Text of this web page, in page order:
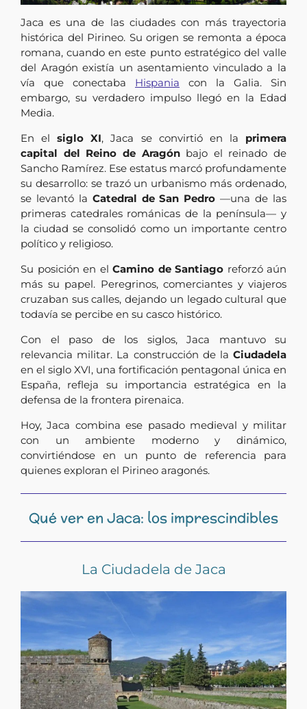
Jaca es una de las ciudades con más trayectoria
histórica del Pirineo. Su origen se remonta a época
romana, cuando en este punto estratégico del valle
del Aragón existía un asentamiento vinculado a la
vía que conectaba Hispania con la Galia. Sin
embargo, su verdadero impulso llegó en la Edad
Media.
En elsiglo XI, Jaca se convirtió en la primera
capital del Reino de Aragónbajo el reinado de
Sancho Ramírez. Ese estatus marcó profundamente
su desarrollo: se trazó un urbanismo más ordenado,
se levantó la Catedral de San Pedro —una de las
primeras catedrales románicas de la península— y
la ciudad se consolidó como un importante centro
político y religioso.
Su posición en el Camino de Santiago reforzó aún
más su papel. Peregrinos, comerciantes y viajeros
cruzaban sus calles, dejando un legado cultural que
todavía se percibe en su casco histórico.
Con el paso de los siglos, Jaca mantuvo su
relevancia militar. La construcción de la Ciudadela
en el siglo XVI, una fortificación pentagonal única en
España, refleja su importancia estratégica en la
defensa de la frontera pirenaica.
Hoy, Jaca combina ese pasado medieval y militar
con un ambiente moderno y dinámico,
convirtiéndose en un punto de referencia para
quienes exploran el Pirineo aragonés.
Qué ver en Jaca: los imprescindibles
La Ciudadela de Jaca